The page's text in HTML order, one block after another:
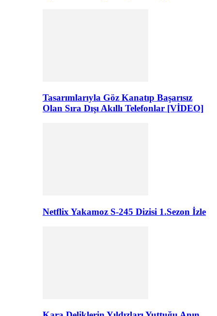
Tasarımlarıyla Göz Kanatıp Başarısız
Olan Sıra Dışı Akıllı Telefonlar [VİDEO]
Netflix Yakamoz S-245 Dizisi 1.Sezon İzle